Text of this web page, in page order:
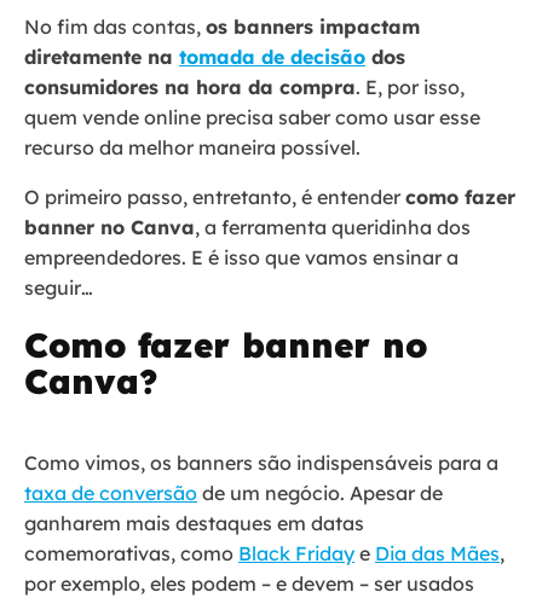
No fim das contas, os banners impactam
diretamente na tomada de decisão dos
consumidores na hora da compra. E, por isso,
quem vende online precisa saber como usar esse
recurso da melhor maneira possível.
O primeiro passo, entretanto, é entender como fazer
banner no Canva, a ferramenta queridinha dos
empreendedores. E é isso que vamos ensinar a
seguir…
Como fazer banner no
Canva?
Como vimos, os banners são indispensáveis para a
taxa de conversão de um negócio. Apesar de
ganharem mais destaques em datas
comemorativas, como Black Friday e Dia das Mães,
por exemplo, eles podem – e devem – ser usados